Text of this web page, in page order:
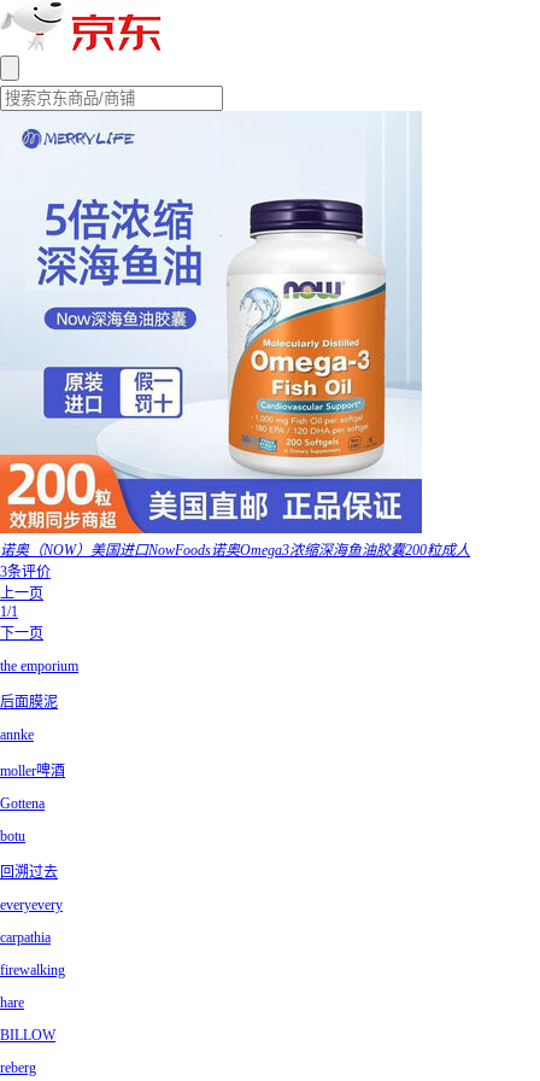
诺奥（NOW）美国进口NowFoods诺奥Omega3浓缩深海鱼油胶囊200粒成人
3条评价
上一页
1/1
下一页
the emporium
后面膜泥
annke
moller啤酒
Gottena
botu
回溯过去
everyevery
carpathia
firewalking
hare
BILLOW
reberg